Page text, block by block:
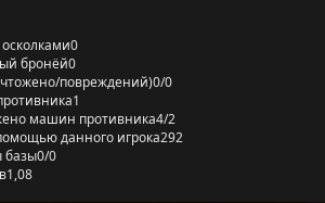
0
бронёй0
повреждений)0/0
1
машин противника4/2
данного игрока292
базы0/0
1,08